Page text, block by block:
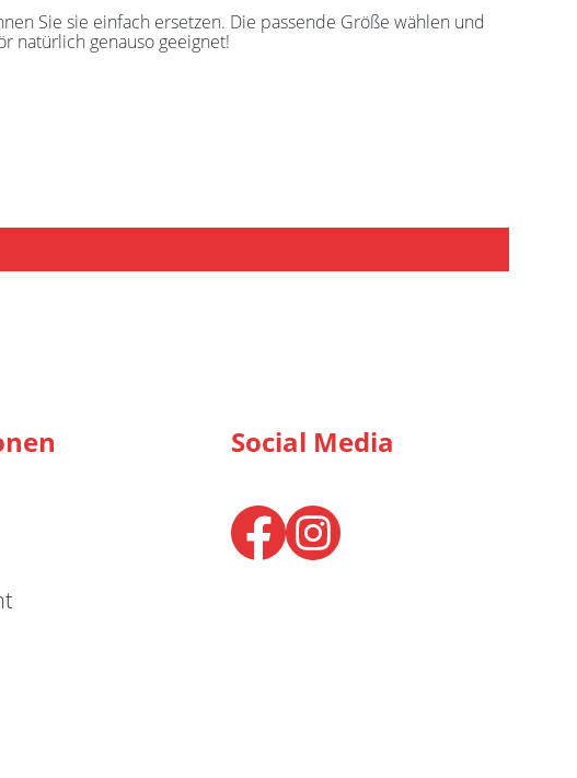
Sie sie einfach ersetzen. Die passende Größe wählen und
natürlich genauso geeignet!
Social Media